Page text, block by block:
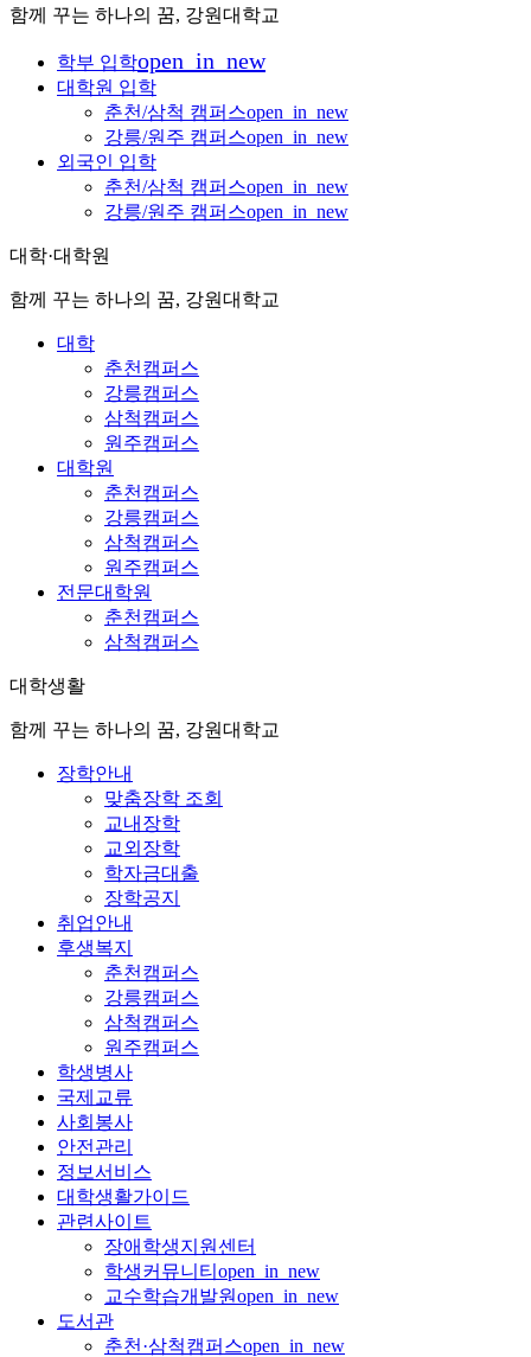
함께 꾸는 하나의 꿈, 강원대학교
학부 입학open_in_new
대학원 입학
춘천/삼척 캠퍼스open_in_new
강릉/원주 캠퍼스open_in_new
외국인 입학
춘천/삼척 캠퍼스open_in_new
강릉/원주 캠퍼스open_in_new
대학·대학원
함께 꾸는 하나의 꿈, 강원대학교
대학
춘천캠퍼스
강릉캠퍼스
삼척캠퍼스
원주캠퍼스
대학원
춘천캠퍼스
강릉캠퍼스
삼척캠퍼스
원주캠퍼스
전문대학원
춘천캠퍼스
삼척캠퍼스
대학생활
함께 꾸는 하나의 꿈, 강원대학교
장학안내
맞춤장학 조회
교내장학
교외장학
학자금대출
장학공지
취업안내
후생복지
춘천캠퍼스
강릉캠퍼스
삼척캠퍼스
원주캠퍼스
학생병사
국제교류
사회봉사
안전관리
정보서비스
대학생활가이드
관련사이트
장애학생지원센터
학생커뮤니티 open_in_new
교수학습개발원open_in_new
도서관
춘천·삼척캠퍼스open_in_new